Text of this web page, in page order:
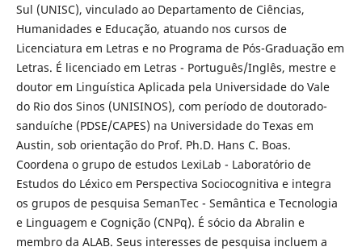
Sul (UNISC), vinculado ao Departamento de Ciências,
Humanidades e Educação, atuando nos cursos de
Licenciatura em Letras e no Programa de Pós-Graduação em
Letras. É licenciado em Letras - Português/Inglês, mestre e
doutor em Linguística Aplicada pela Universidade do Vale
do Rio dos Sinos (UNISINOS), com período de doutorado-
sanduíche (PDSE/CAPES) na Universidade do Texas em
Austin, sob orientação do Prof. Ph.D. Hans C. Boas.
Coordena o grupo de estudos LexiLab - Laboratório de
Estudos do Léxico em Perspectiva Sociocognitiva e integra
os grupos de pesquisa SemanTec - Semântica e Tecnologia
e Linguagem e Cognição (CNPq). É sócio da Abralin e
membro da ALAB. Seus interesses de pesquisa incluem a